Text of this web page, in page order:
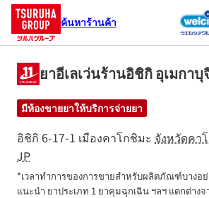
ค้นหาร้านค้า
ยาอีเลเว่นร้านอิชิกิ อุเมกาบุ
มีห้องขายยาให้บริการจ่ายยา
อิชิกิ 6-17-1 เมืองคาโกชิมะ จังหวัดคา
JP
*เวลาทำการของการขายสำหรับผลิตภัณฑ์บางอย่
แนะนำ ยาประเภท 1 ยาคุมฉุกเฉิน ฯลฯ แตกต่าง